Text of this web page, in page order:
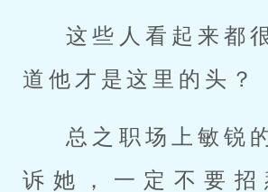
这些人看起来都
道他才是这里的头？
总之职场上敏锐
诉她，一定不要招